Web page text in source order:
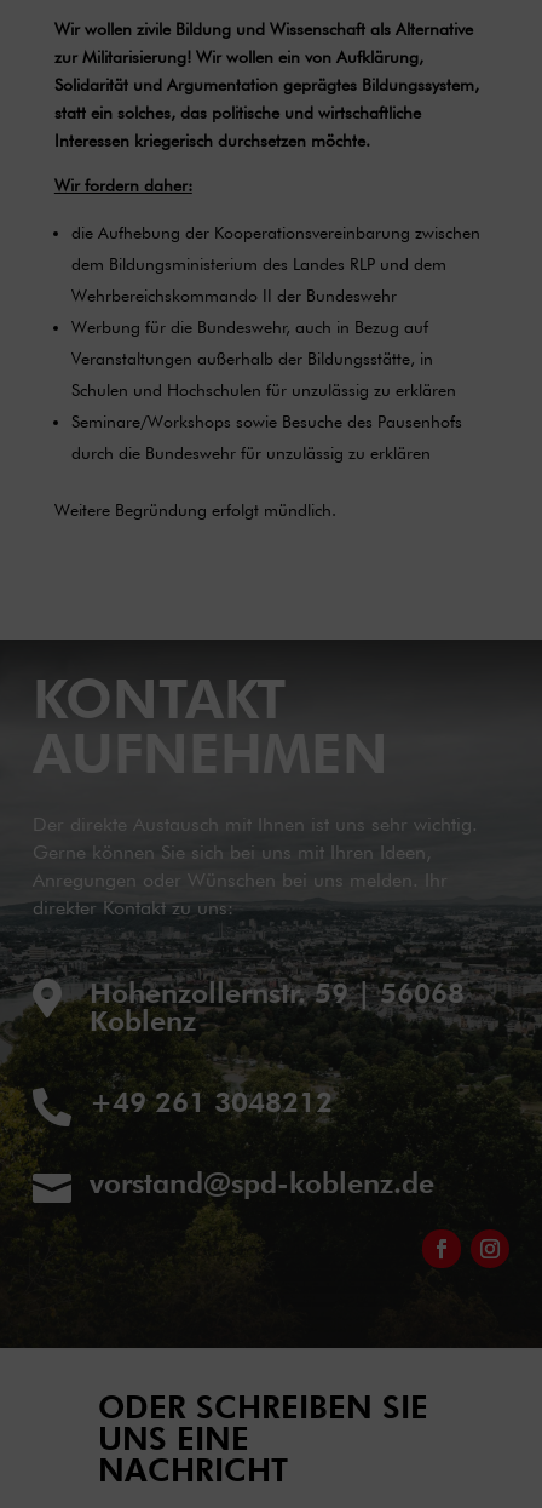
Wir wollen zivile Bildung und Wissenschaft als Alternative
zur Militarisierung! Wir wollen ein von Aufklärung,
Solidarität und Argumentation geprägtes Bildungssystem,
statt ein solches, das politische und wirtschaftliche
Interessen kriegerisch durchsetzen möchte.
Wir fordern daher:
die Aufhebung der Kooperationsvereinbarung zwischen
dem Bildungsministerium des Landes RLP und dem
Wehrbereichskommando II der Bundeswehr
Werbung für die Bundeswehr, auch in Bezug auf
Veranstaltungen außerhalb der Bildungsstätte, in
Schulen und Hochschulen für unzulässig zu erklären
Seminare/Workshops sowie Besuche des Pausenhofs
durch die Bundeswehr für unzulässig zu erklären
Weitere Begründung erfolgt mündlich.
KONTAKT
AUFNEHMEN
Der direkte Austausch mit Ihnen ist uns sehr wichtig.
Gerne können Sie sich bei uns mit Ihren Ideen,
Anregungen oder Wünschen bei uns melden. Ihr
direkter Kontakt zu uns:

Hohenzollernstr. 59 | 56068
Koblenz
 +49 261 3048212
 vorstand@spd-koblenz.de
ODER SCHREIBEN SIE
UNS EINE
NACHRICHT